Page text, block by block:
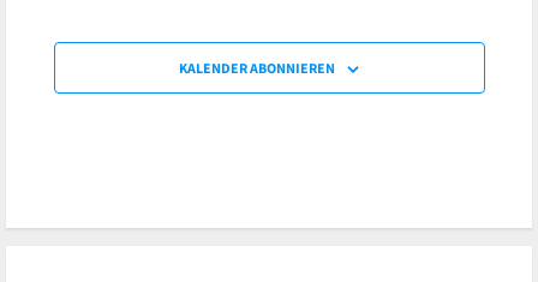
KALENDER ABONNIEREN